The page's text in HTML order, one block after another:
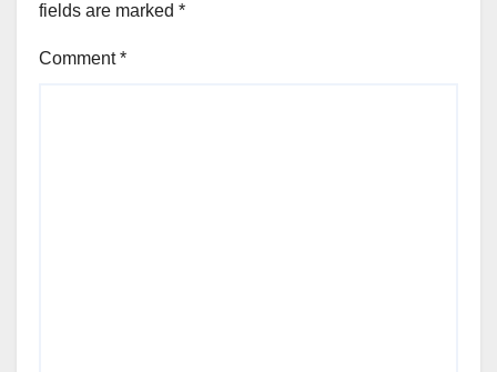
fields are marked *
Comment*